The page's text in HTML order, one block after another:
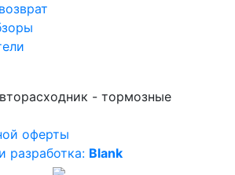
- тормозные
оферты
разработка: Blank